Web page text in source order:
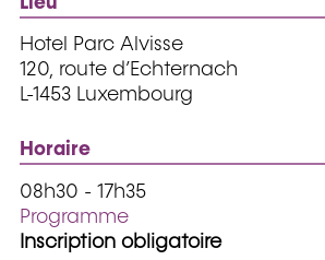
Hotel Parc Alvisse
120, route d’Echternach
L-1453 Luxembourg
Horaire
08h30 - 17h35
Programme
Inscription obligatoire